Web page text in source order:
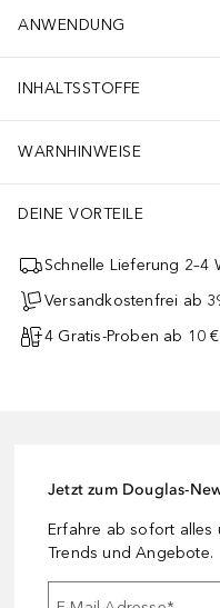
ANWENDUNG
INHALTSSTOFFE
WARNHINWEISE
DEINE VORTEILE
Schnelle Lieferung 2–4
Versandkostenfrei ab
4 Gratis-Proben ab 10 €
Jetzt zum Douglas-
Erfahre ab sofort alles
Trends und Angebote.